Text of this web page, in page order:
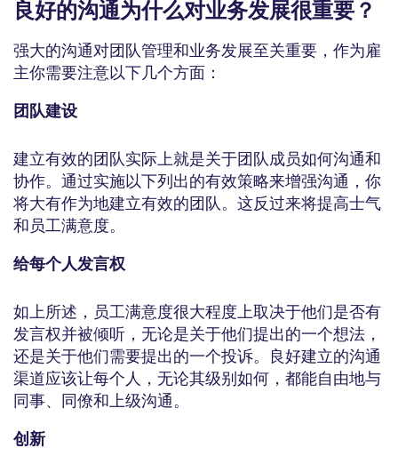
良好的沟通为什么对业务发展很重要？
强大的沟通对团队管理和业务发展至关重要，作为雇
主你需要注意以下几个方面：
团队建设
建立有效的团队实际上就是关于团队成员如何沟通和
协作。通过实施以下列出的有效策略来增强沟通，你
将大有作为地建立有效的团队。这反过来将提高士气
和员工满意度。
给每个人发言权
如上所述，员工满意度很大程度上取决于他们是否有
发言权并被倾听，无论是关于他们提出的一个想法，
还是关于他们需要提出的一个投诉。良好建立的沟通
渠道应该让每个人，无论其级别如何，都能自由地与
同事、同僚和上级沟通。
创新